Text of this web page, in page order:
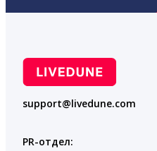
support@livedune.com
PR-отдел: